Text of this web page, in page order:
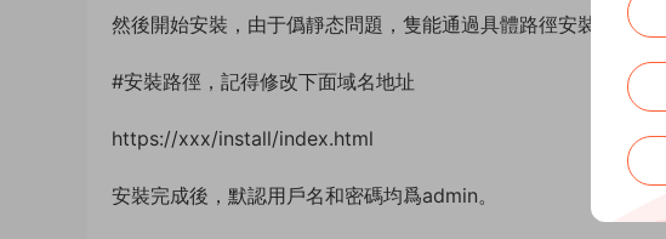
然後開始安裝，由于僞靜态問題，隻能通過具體路徑安裝，鏈接
#安裝路徑，記得修改下面域名地址
https://xxx/install/index.html
安裝完成後，默認用戶名和密碼均爲admin。